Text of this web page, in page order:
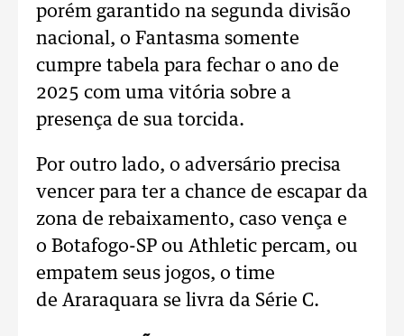
porém garantido na segunda divisão
nacional, o Fantasma somente
cumpre tabela para fechar o ano de
2025 com uma vitória sobre a
presença de sua torcida.
Por outro lado, o adversário precisa
vencer para ter a chance de escapar da
zona de rebaixamento, caso vença e
o Botafogo-SP ou Athletic percam, ou
empatem seus jogos, o time
de Araraquara se livra da Série C.